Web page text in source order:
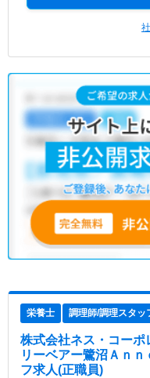
栄養士 調理師/調理スタッ
株式会社ネス・コー
リーベアー鷺沼Ａｎｎ
フ求人(正職員)